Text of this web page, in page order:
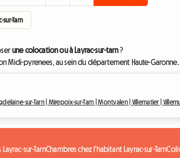
sur-Tarn
une colocation ou à Layrac-sur-tarn?
Midi-pyrenees, au sein du département Haute-Garonne.
sur-Tarn | Mirepoix-sur-Tarn |Montvalen | Villematier |
sur-TarnChambres chez l'habitant Layrac-sur-Tarn